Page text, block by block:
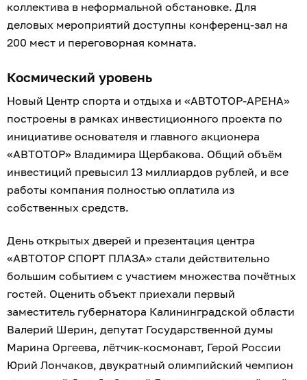
коллектива в неформальной обстановке. Для
деловых мероприятий доступны конференц-зал на
200 мест и переговорная комната.
Космический уровень
Новый Центр спорта и отдыха и «АВТОТОР-АРЕНА»
построены в рамках инвестиционного проекта по
инициативе основателя и главного акционера
«АВТОТОР» Владимира Щербакова. Общий объём
инвестиций превысил 13 миллиардов рублей, и все
работы компания полностью оплатила из
собственных средств.
День открытых дверей и презентация центра
«АВТОТОР СПОРТ ПЛАЗА» стали действительно
большим событием с участием множества почётных
гостей. Оценить объект приехали первый
заместитель губернатора Калининградской области
Валерий Шерин, депутат Государственной думы
Марина Оргеева, лётчик-космонавт, Герой России
Юрий Лончаков, двукратный олимпийский чемпион